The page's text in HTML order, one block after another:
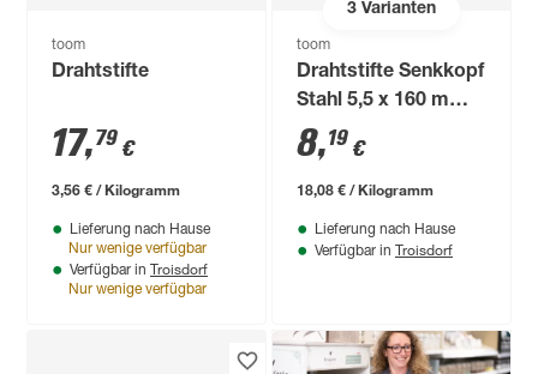
toom
Drahtstifte
17,79 €
3,56 € / Kilogramm
Lieferung nach Hause
Nur wenige verfügbar
Verfügbar in Troisdorf
Nur wenige verfügbar
3Varianten
toom
Drahtstifte Senkkopf
Stahl 5,5 x 160 mm
15 Stück
8,19 €
18,08 € / Kilogramm
Lieferung nach Hause
Verfügbar in Troisdorf